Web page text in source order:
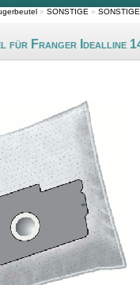
» SONSTIGE »
für Franger Idealline